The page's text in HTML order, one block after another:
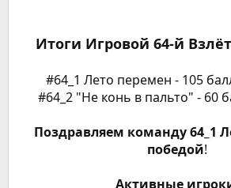
Итоги Игровой 64-й
#64_1 Лето перемен - 105
#64_2 "Не конь в пальто" - 60
Поздравляем команду 64_1
победой!
Активные